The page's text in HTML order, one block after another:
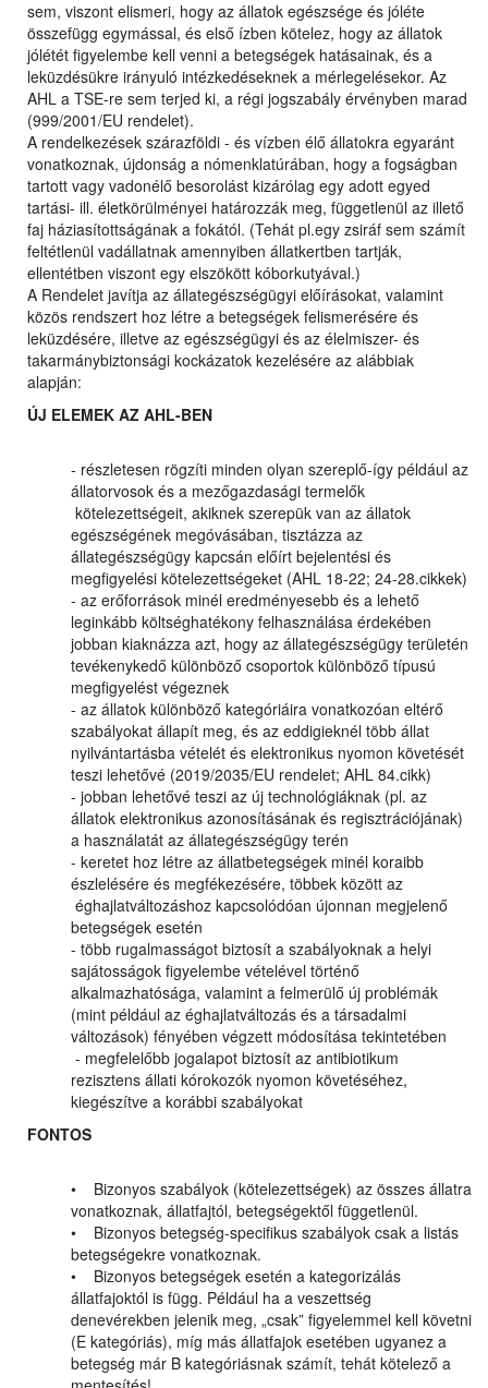
sem, viszont elismeri, hogy az állatok egészsége és jóléte
összefügg egymással, és első ízben kötelez, hogy az állatok
jólétét figyelembe kell venni a betegségek hatásainak, és a
leküzdésükre irányuló intézkedéseknek a mérlegelésekor. Az
AHL a TSE-re sem terjed ki, a régi jogszabály érvényben marad
(999/2001/EU rendelet).
A rendelkezések szárazföldi - és vízben élő állatokra egyaránt
vonatkoznak, újdonság a nómenklatúrában, hogy a fogságban
tartott vagy vadonélő besorolást kizárólag egy adott egyed
tartási- ill. életkörülményei határozzák meg, függetlenül az illető
faj háziasítottságának a fokától. (Tehát pl.egy zsiráf sem számít
feltétlenül vadállatnak amennyiben állatkertben tartják,
ellentétben viszont egy elszökött kóborkutyával.)
A Rendelet javítja az állategészségügyi előírásokat, valamint
közös rendszert hoz létre a betegségek felismerésére és
leküzdésére, illetve az egészségügyi és az élelmiszer- és
takarmánybiztonsági kockázatok kezelésére az alábbiak
alapján:
ÚJ ELEMEK AZ AHL-BEN
- részletesen rögzíti minden olyan szereplő-így például az
állatorvosok és a mezőgazdasági termelők
kötelezettségeit, akiknek szerepük van az állatok
egészségének megóvásában, tisztázza az
állategészségügy kapcsán előírt bejelentési és
megfigyelési kötelezettségeket (AHL 18-22; 24-28.cikkek)
- az erőforrások minél eredményesebb és a lehető
leginkább költséghatékony felhasználása érdekében
jobban kiaknázza azt, hogy az állategészségügy területén
tevékenykedő különböző csoportok különböző típusú
megfigyelést végeznek
- az állatok különböző kategóriáira vonatkozóan eltérő
szabályokat állapít meg, és az eddigieknél több állat
nyilvántartásba vételét és elektronikus nyomon követését
teszi lehetővé (2019/2035/EU rendelet; AHL 84.cikk)
- jobban lehetővé teszi az új technológiáknak (pl. az
állatok elektronikus azonosításának és regisztrációjának)
a használatát az állategészségügy terén
- keretet hoz létre az állatbetegségek minél koraibb
észlelésére és megfékezésére, többek között az
éghajlatváltozáshoz kapcsolódóan újonnan megjelenő
betegségek esetén
- több rugalmasságot biztosít a szabályoknak a helyi
sajátosságok figyelembe vételével történő
alkalmazhatósága, valamint a felmerülő új problémák
(mint például az éghajlatváltozás és a társadalmi
változások) fényében végzett módosítása tekintetében
- megfelelőbb jogalapot biztosít az antibiotikum
rezisztens állati kórokozók nyomon követéséhez,
kiegészítve a korábbi szabályokat
FONTOS
• Bizonyos szabályok (kötelezettségek) az összes állatra
vonatkoznak, állatfajtól, betegségektől függetlenül.
• Bizonyos betegség-specifikus szabályok csak a listás
betegségekre vonatkoznak.
• Bizonyos betegségek esetén a kategorizálás
állatfajoktól is függ. Például ha a veszettség
denevérekben jelenik meg, „csak” figyelemmel kell követni
(E kategóriás), míg más állatfajok esetében ugyanez a
betegség már B kategóriásnak számít, tehát kötelező a